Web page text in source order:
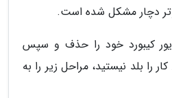
دچار مشکل شده است.
کیبورد خود را حذف و سپس
را بلد نیستید، مراحل زیر را به